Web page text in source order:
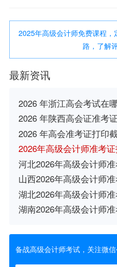
2025年高级会计师免费课程
路，了解
最新资讯
2026 年浙江高会考试在
2026 年陕西高会证准考
2026 年高会准考证打印
2026年高级会计师准考
河北2026年高级会计师
山西2026年高级会计师
湖北2026年高级会计师
湖南2026年高级会计师
备战高级会计师考试，关注微信